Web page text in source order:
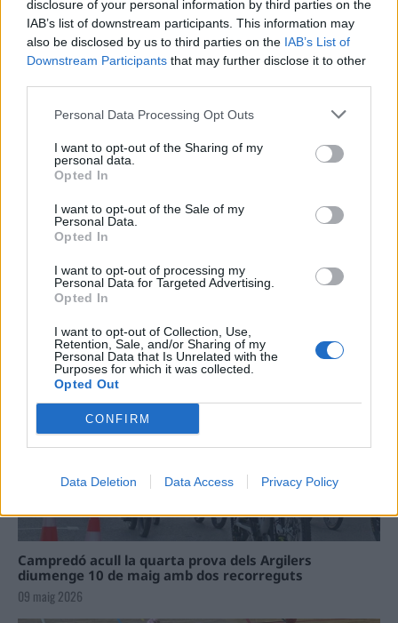
disclosure of your personal information by third parties on the
IAB’s list of downstream participants. This information may
also be disclosed by us to third parties on the IAB’s List of
Downstream Participants that may further disclose it to other
Personal Data Processing Opt Outs
I want to opt-out of the Sharing of my
personal data.
Opted In
I want to opt-out of the Sale of my
Personal Data.
Opted In
I want to opt-out of processing my
Personal Data for Targeted Advertising.
Opted In
I want to opt-out of Collection, Use,
Retention, Sale, and/or Sharing of my
Personal Data that Is Unrelated with the
Purposes for which it was collected.
Opted Out
CONFIRM
Data Deletion Data Access Privacy Policy
La Cursa de l’Aldea segona d’etiqueta d’or de la
09 maig 2026
Campredó acull la quarta prova dels Argilers
diumenge 10 de maig amb dos recorreguts
09 maig 2026